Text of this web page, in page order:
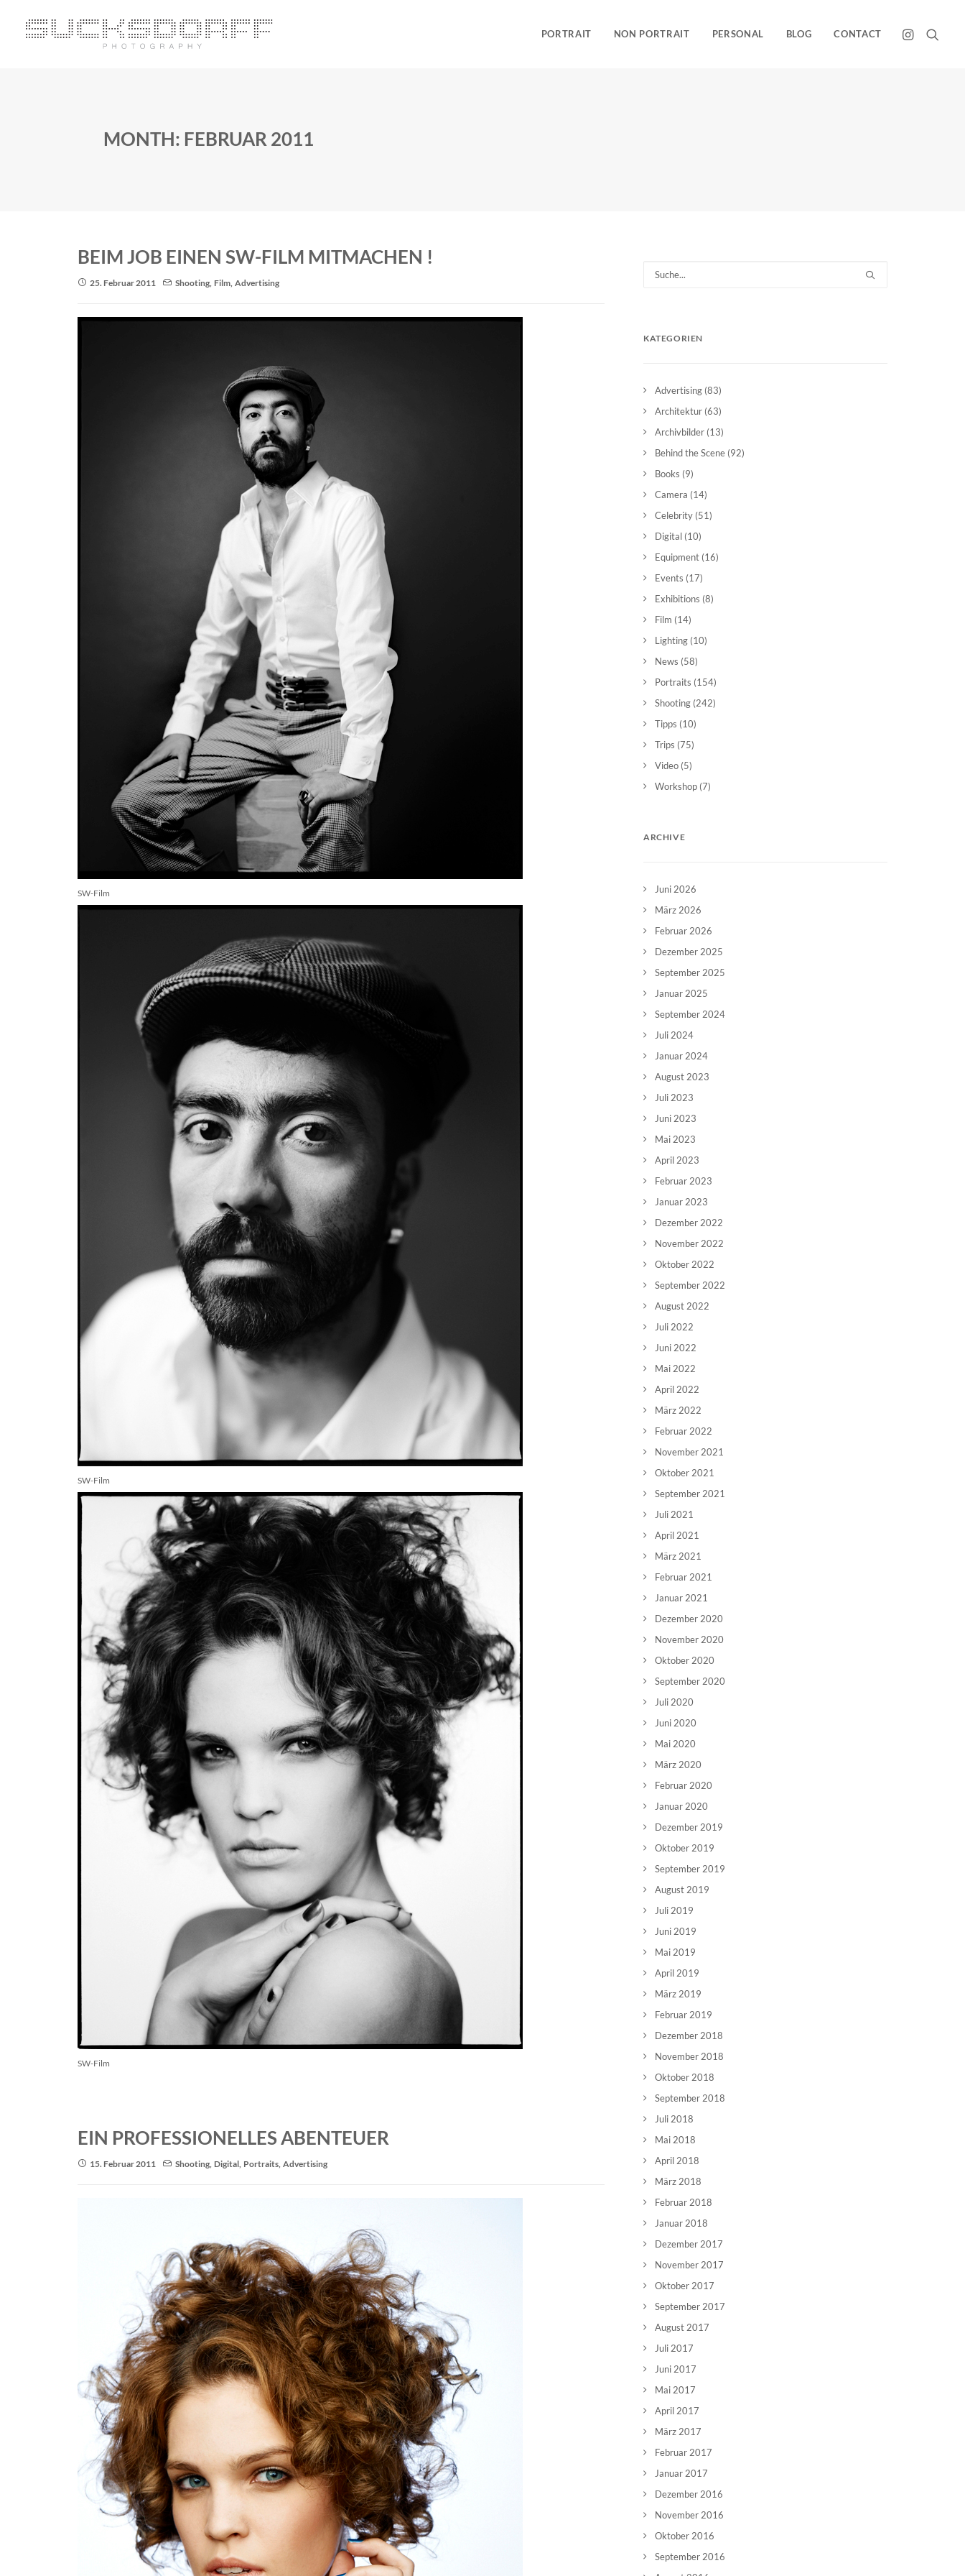
PORTRAIT NON PORTRAIT PERSONAL BLOG CONTACT
MONTH: FEBRUAR 2011
BEIM JOB EINEN SW-FILM MITMACHEN !
25. Februar 2011 Shooting, Film, Advertising
SW-Film
SW-Film
SW-Film
EIN PROFESSIONELLES ABENTEUER
15. Februar 2011 Shooting, Digital, Portraits, Advertising
KATEGORIEN
Advertising (83)
Architektur (63)
Archivbilder (13)
Behind the Scene (92)
Books (9)
Camera (14)
Celebrity (51)
Digital (10)
Equipment (16)
Events (17)
Exhibitions (8)
Film (14)
Lighting (10)
News (58)
Portraits (154)
Shooting (242)
Tipps (10)
Trips (75)
Video (5)
Workshop (7)
ARCHIVE
Juni 2026
März 2026
Februar 2026
Dezember 2025
September 2025
Januar 2025
September 2024
Juli 2024
Januar 2024
August 2023
Juli 2023
Juni 2023
Mai 2023
April 2023
Februar 2023
Januar 2023
Dezember 2022
November 2022
Oktober 2022
September 2022
August 2022
Juli 2022
Juni 2022
Mai 2022
April 2022
März 2022
Februar 2022
November 2021
Oktober 2021
September 2021
Juli 2021
April 2021
März 2021
Februar 2021
Januar 2021
Dezember 2020
November 2020
Oktober 2020
September 2020
Juli 2020
Juni 2020
Mai 2020
März 2020
Februar 2020
Januar 2020
Dezember 2019
Oktober 2019
September 2019
August 2019
Juli 2019
Juni 2019
Mai 2019
April 2019
März 2019
Februar 2019
Dezember 2018
November 2018
Oktober 2018
September 2018
Juli 2018
Mai 2018
April 2018
März 2018
Februar 2018
Januar 2018
Dezember 2017
November 2017
Oktober 2017
September 2017
August 2017
Juli 2017
Juni 2017
Mai 2017
April 2017
März 2017
Februar 2017
Januar 2017
Dezember 2016
November 2016
Oktober 2016
September 2016